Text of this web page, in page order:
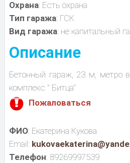
Охрана: Есть охрана
Тип гаража: ГСК
Вид гаража: не капитальный
Описание
Бетонный гараж, 23 м, метро
комплекс " Битца"
Пожаловаться
ФИО: Екатерина Кукова
Email:
Телефон: 89269997539